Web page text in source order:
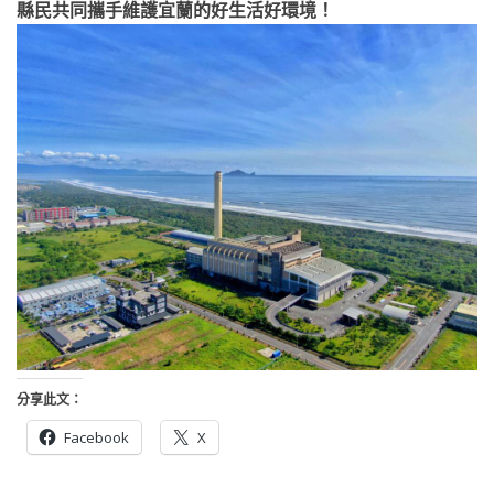
縣民共同攜手維護宜蘭的好生活好環境！
分享此文：
Facebook X